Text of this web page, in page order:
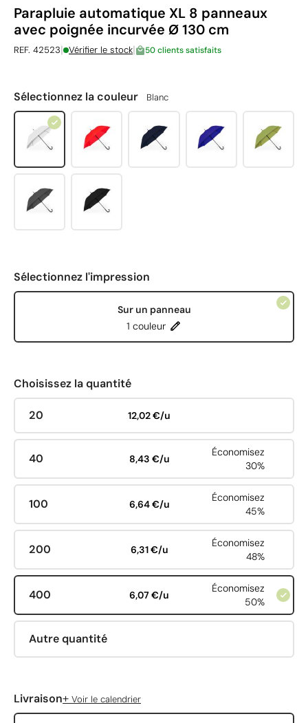
Parapluie automatique XL 8 panneaux
avec poignée incurvée Ø 130 cm
REF. 42523| Vérifier le stock| 50 clients satisfaits
Sélectionnez la couleur Blanc
Sélectionnez l'impression
Sur un panneau
1 couleur
Choisissez la quantité
20 12,02 €/u
40 8,43 €/u
Économisez
30%
100 6,64 €/u
Économisez
45%
200 6,31 €/u
Économisez
48%
400 6,07 €/u
Économisez
50%
Autre quantité
Livraison+ Voir le calendrier